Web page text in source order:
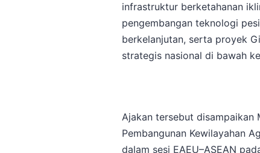
infrastruktur berketahanan
pengembangan teknologi
berkelanjutan, serta proyek
strategis nasional di bawah
Ajakan tersebut disampaikan
Pembangunan Kewilayahan
dalam sesi EAEU–ASEAN